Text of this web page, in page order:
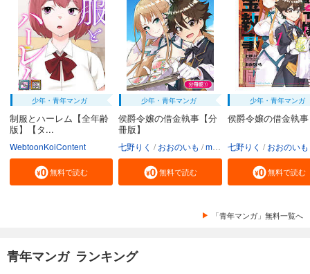
少年・青年マンガ
制服とハーレム【全年齢
版】【タ...
WebtoonKoiContent
無料で読む
少年・青年マンガ
侯爵令嬢の借金執事【分
冊版】
七野りく おおのいも mmu
無料で読む
少年・青年マンガ
侯爵令嬢の借金執事
七野りく おおのいも
無料で読む
「青年マンガ」無料一覧へ
青年マンガ ランキング